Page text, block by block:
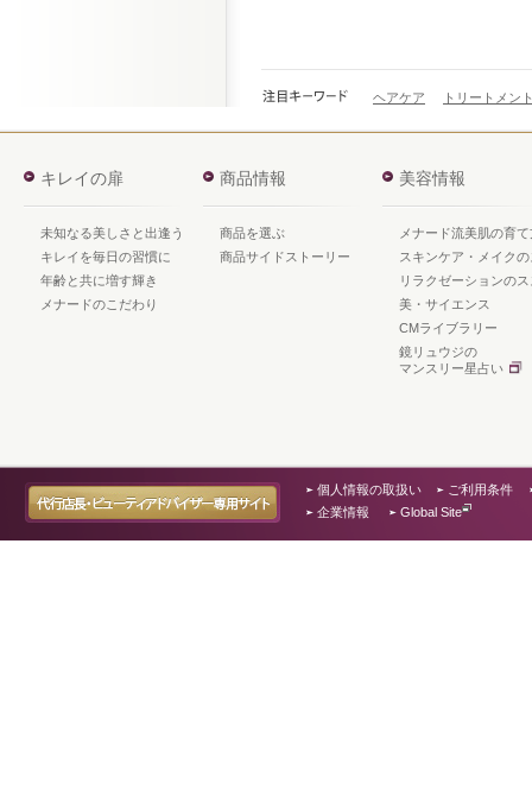
ヘアケア トリートメン
キレイの扉
未知なる美しさと出逢う
キレイを毎日の習慣に
年齢と共に増す輝き
メナードのこだわり
商品情報
商品を選ぶ
商品サイドストーリー
美容情報
メナード流美肌の育て
スキンケア・メイク
リラクゼーションの
美・サイエンス
CMライブラリー
鏡リュウジの
マンスリー星占い
個人情報の取扱い
ご利用条件
企業情報
Global Site